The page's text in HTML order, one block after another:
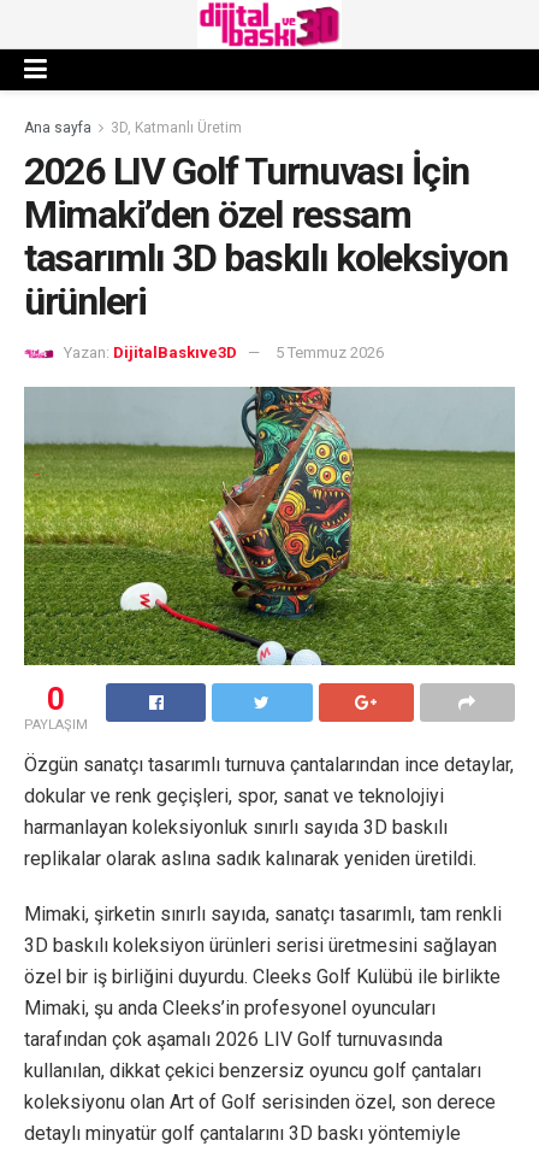
Ana sayfa 3D, Katmanlı Üretim
2026 LIV Golf Turnuvası İçin
Mimaki’den özel ressam
tasarımlı 3D baskılı koleksiyon
ürünleri
Yazan: DijitalBaskıve3D 5 Temmuz 2026
0
PAYLAŞIM
Özgün sanatçı tasarımlı turnuva çantalarından ince detaylar,
dokular ve renk geçişleri, spor, sanat ve teknolojiyi
harmanlayan koleksiyonluk sınırlı sayıda 3D baskılı
replikalar olarak aslına sadık kalınarak yeniden üretildi.
Mimaki, şirketin sınırlı sayıda, sanatçı tasarımlı, tam renkli
3D baskılı koleksiyon ürünleri serisi üretmesini sağlayan
özel bir iş birliğini duyurdu. Cleeks Golf Kulübü ile birlikte
Mimaki, şu anda Cleeks’in profesyonel oyuncuları
tarafından çok aşamalı 2026 LIV Golf turnuvasında
kullanılan, dikkat çekici benzersiz oyuncu golf çantaları
koleksiyonu olan Art of Golf serisinden özel, son derece
detaylı minyatür golf çantalarını 3D baskı yöntemiyle